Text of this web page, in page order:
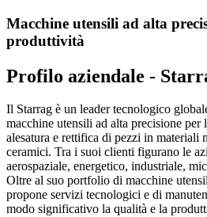
Macchine utensili ad alta
produttività
Profilo aziendale -
Il Starrag è un leader tecnologico
macchine utensili ad alta precisione per
alesatura e rettifica di pezzi in materiali
ceramici. Tra i suoi clienti figurano le
aerospaziale, energetico, industriale,
Oltre al suo portfolio di macchine
propone servizi tecnologici e di
modo significativo la qualità e la